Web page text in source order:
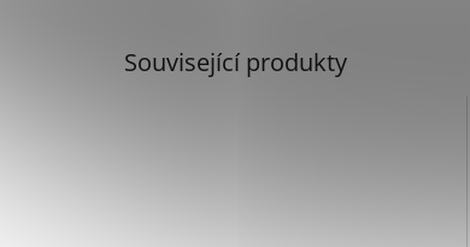
Související produkty